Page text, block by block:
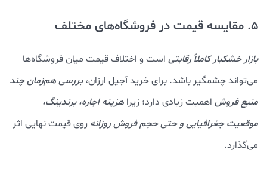
5. مقایسه قیمت در فروشگاه‌های مختلف
بازار خشکبار کاملاً رقابتی است و اختلاف قیمت میان فروشگاه‌ها
می‌تواند چشمگیر باشد. برای خرید آجیل ارزان،بررسی هم‌زمان چند
منبع فروش اهمیت زیادی دارد؛ زیرا هزینه اجاره، برندینگ،
موقعیت جغرافیایی و حتی حجم فروش روزانه روی قیمت نهایی اثر
می‌گذارد.